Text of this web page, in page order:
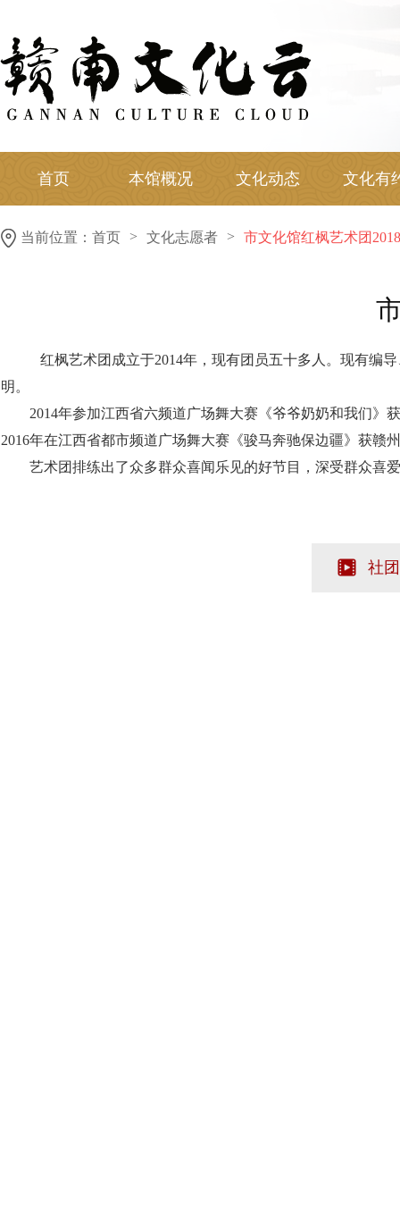
首页 本馆概况 文化动态 文化有
当前位置： 首页 > 文化志愿者 > 市文化馆红枫艺术团
红枫艺术团成立于2014年，现有团员五十多人。现有编
明。
2014年参加江西省六频道广场舞大赛《爷爷奶奶和我们》
2016年在江西省都市频道广场舞大赛《骏马奔驰保边疆》获赣
艺术团排练出了众多群众喜闻乐见的好节目，深受群众喜
社